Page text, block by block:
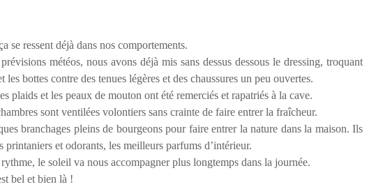
se ressent déjà dans nos comportements.
météos, nous avons déjà mis sans dessus dessous le dressing, troquant
les bottes contre des tenues légères et des chaussures un peu ouvertes.
plaids et les peaux de mouton ont été remerciés et rapatriés à la cave.
sont ventilées volontiers sans crainte de faire entrer la fraîcheur.
branchages pleins de bourgeons pour faire entrer la nature dans la maison. Ils
printaniers et odorants, les meilleurs parfums d’intérieur.
le soleil va nous accompagner plus longtemps dans la journée.
bel et bien là !